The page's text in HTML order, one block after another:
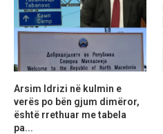
Arsim Idrizi në kulmin e
verës po bën gjum dimëror,
është rrethuar me tabela
pa...